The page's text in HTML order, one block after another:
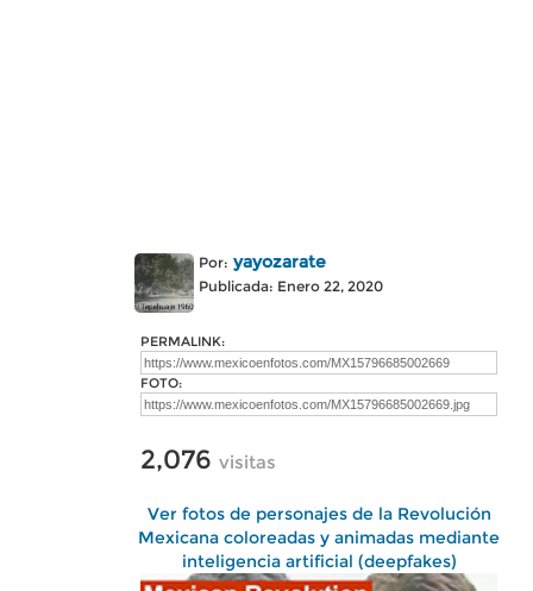
Por: yayozarate
Publicada: Enero 22, 2020
PERMALINK:
FOTO:
2,076 visitas
Ver fotos de personajes de la Revolución
Mexicana coloreadas y animadas mediante
inteligencia artificial (deepfakes)